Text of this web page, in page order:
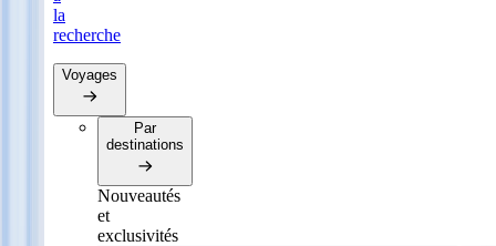
la
recherche
Voyages
Par
destinations
Nouveautés
et
exclusivités